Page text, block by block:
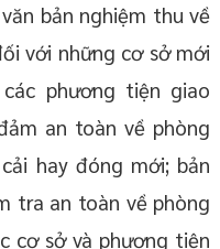
bản nghiệm thu về
với những cơ sở mới
phương tiện giao
an toàn về phòng
hay đóng mới; bản
tra an toàn về phòng
cơ sở và phương tiện